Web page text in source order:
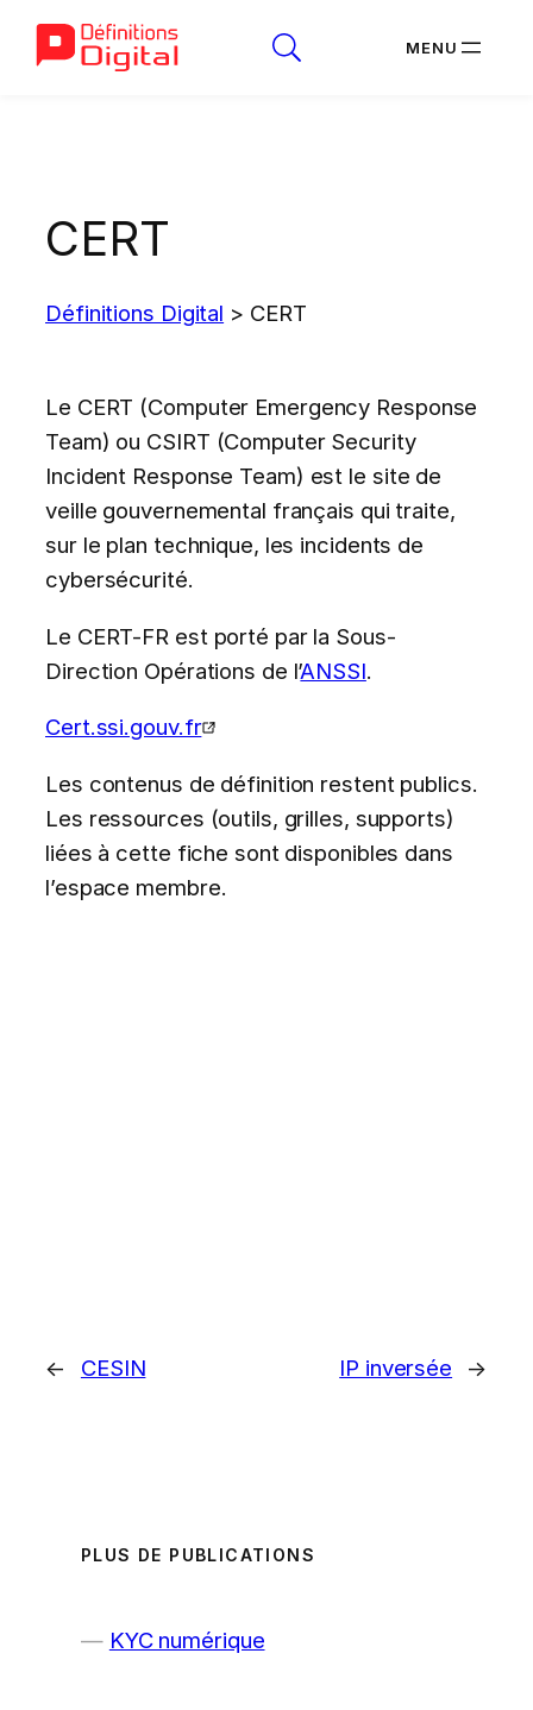
CERT
Définitions Digital > CERT
Le CERT (Computer Emergency Response
Team) ou CSIRT (Computer Security
Incident Response Team) est le site de
veille gouvernemental français qui traite,
sur le plan technique, les incidents de
cybersécurité.
Le CERT-FR est porté par la Sous-
Direction Opérations de l’ANSSI.
Cert.ssi.gouv.fr
Les contenus de définition restent publics.
Les ressources (outils, grilles, supports)
liées à cette fiche sont disponibles dans
l’espace membre.
← CESIN IP inversée →
PLUS DE PUBLICATIONS
KYC numérique